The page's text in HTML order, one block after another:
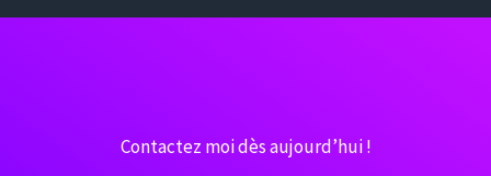
Contactez moi dès aujourd’hui !